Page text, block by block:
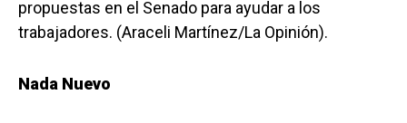
propuestas en el Senado para ayudar a los
trabajadores. (Araceli Martínez/La Opinión).
Nada Nuevo